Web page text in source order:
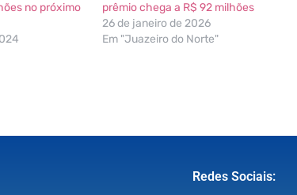
no próximo
prêmio chega a R$ 92 milhões
26 de janeiro de 2026
Em "Juazeiro do Norte"
Redes Sociais: